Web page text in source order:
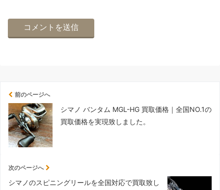
前のページへ
シマノ バンタム MGL-HG 買取価格｜全国NO.1の
買取価格を実現致しました。
次のページへ
シマノのスピニングリールを全国対応で買取致し